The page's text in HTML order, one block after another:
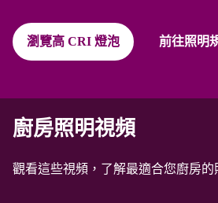
瀏覽高 CRI 燈泡 前往照明
廚房照明視頻
觀看這些視頻，了解最適合您廚房的